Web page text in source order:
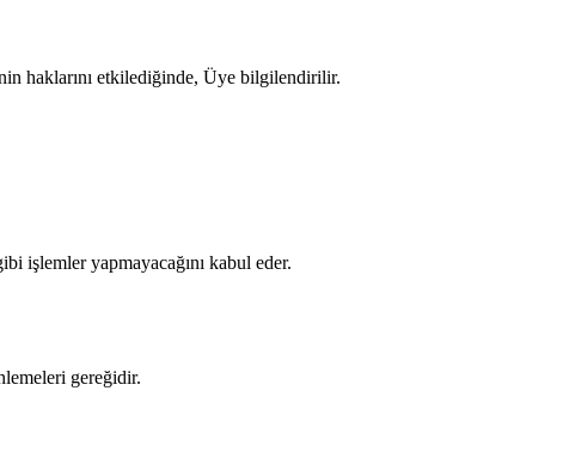
haklarını etkilediğinde, Üye bilgilendirilir.
işlemler yapmayacağını kabul eder.
gereğidir.